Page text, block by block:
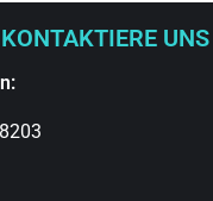
KONTAKTIERE UNS